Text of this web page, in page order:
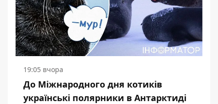
19:05 вчора
До Міжнародного дня котиків
українські полярники в Антарктиді